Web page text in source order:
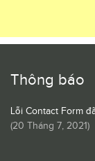
Thông báo
Lỗi Contact Form
(20 Tháng 7, 2021)